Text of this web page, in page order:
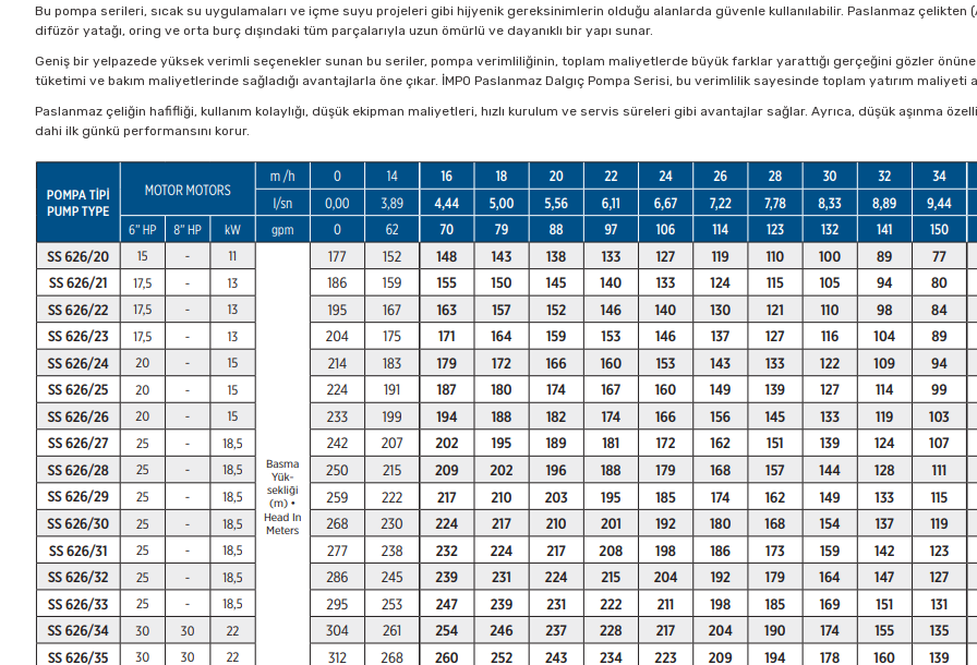
Bu pompa serileri, sıcak su uygulamaları ve içme suyu projeleri gibi hijyenik gereksinimlerin olduğu alanlarda güvenle kullanılabilir. Paslanmaz çelikten
difüzör yatağı, oring ve orta burç dışındaki tüm parçalarıyla uzun ömürlü ve dayanıklı bir yapı sunar.
Geniş bir yelpazede yüksek verimli seçenekler sunan bu seriler, pompa verimliliğinin, toplam maliyetlerde büyük farklar yarattığı gerçeğini gözler
tüketimi ve bakım maliyetlerinde sağladığı avantajlarla öne çıkar. İMPO Paslanmaz Dalgıç Pompa Serisi, bu verimlilik sayesinde toplam yatırım maliyeti
Paslanmaz çeliğin hafifliği, kullanım kolaylığı, düşük ekipman maliyetleri, hızlı kurulum ve servis süreleri gibi avantajlar sağlar. Ayrıca, düşük aşınma
dahi ilk günkü performansını korur.